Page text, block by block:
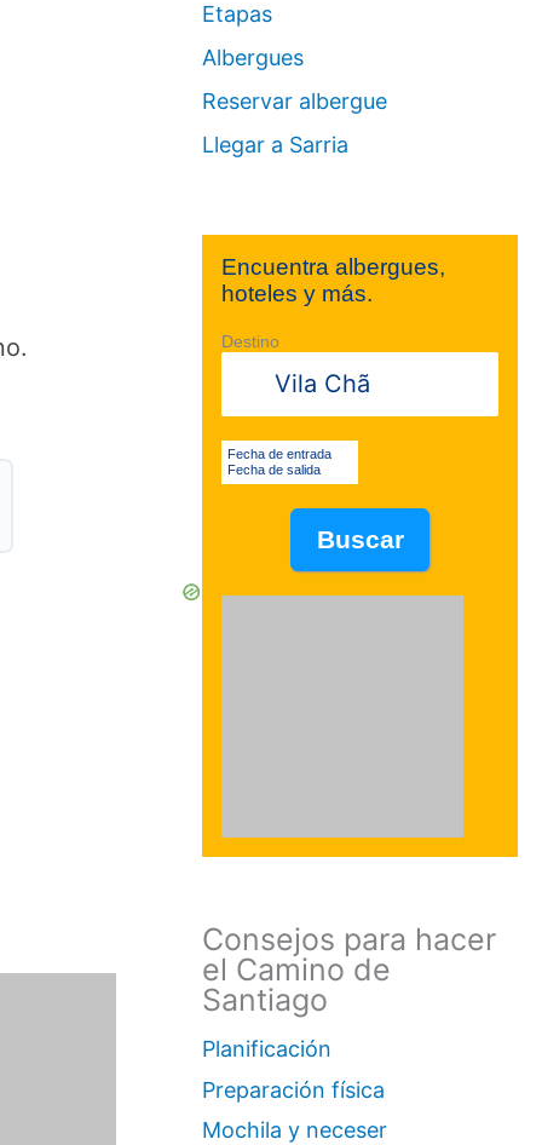
Etapas
Albergues
Reservar albergue
Llegar a Sarria
Encuentra albergues,
hoteles y más.
Destino
Fecha de entrada
Fecha de salida
Consejos para hacer
el Camino de
Santiago
Planificación
Preparación física
Mochila y neceser